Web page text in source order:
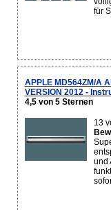
für
APPLE MD564ZM/A
VERSION 2012 -
4,5 von 5 Sternen
13
und